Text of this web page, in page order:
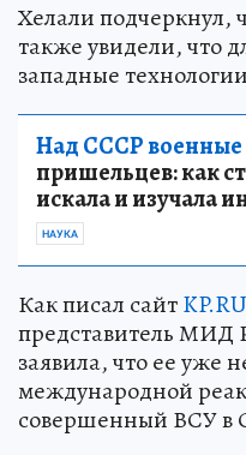
Хелали подчеркнул,
также увидели, что
западные
Над СССР военные
пришельцев: как
искала и изучала
НАУКА
Как писал сайт
представитель МИД
заявила, что ее уже
международной
совершенный ВСУ в